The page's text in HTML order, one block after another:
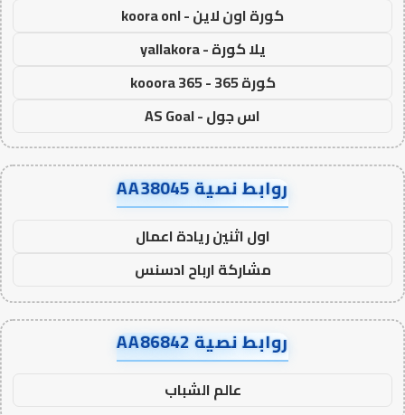
كورة اون لاين - koora onl
يلا كورة - yallakora
كورة 365 - kooora 365
اس جول - AS Goal
روابط نصية AA38045
اول اثنين ريادة اعمال
مشاركة ارباح ادسنس
روابط نصية AA86842
عالم الشباب